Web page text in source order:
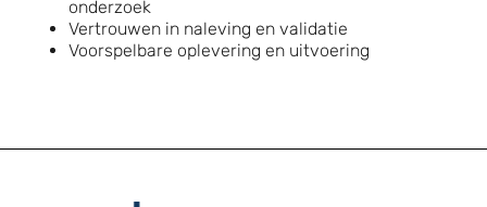
onderzoek
Vertrouwen in naleving en validatie
Voorspelbare oplevering en uitvoering